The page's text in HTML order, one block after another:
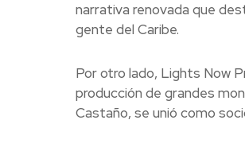
narrativa renovada que
gente del Caribe.
Por otro lado, Lights Now
producción de grandes
Castaño, se unió como